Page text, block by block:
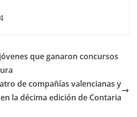
que ganaron concursos
de compañías valencianas y
la décima edición de Contaria